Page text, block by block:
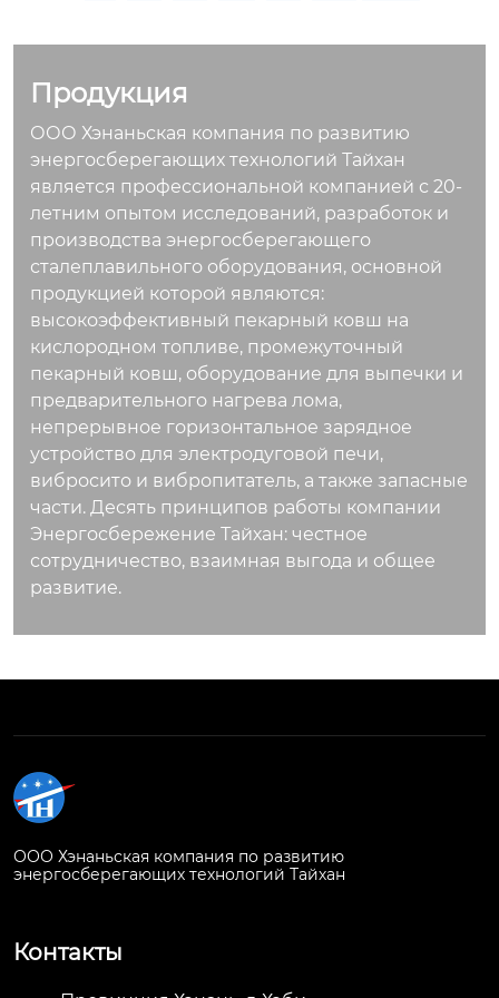
быть использован д
х или кусковых, нор
мальных или высок
отемпературных ма
териалов.
вочное оборудован
слей промышленно
сти, которое в осно
вном используется
для классификации
холодной спеченно
й руды с температу
рой ниже 150℃.
Продукция
ООО Хэнаньская компания по развитию
энергосберегающих технологий Тайхан
является профессиональной компанией с 20-
летним опытом исследований, разработок и
производства энергосберегающего
сталеплавильного оборудования, основной
продукцией которой являются:
высокоэффективный пекарный ковш на
кислородном топливе, промежуточный
пекарный ковш, оборудование для выпечки и
предварительного нагрева лома,
непрерывное горизонтальное зарядное
устройство для электродуговой печи,
вибросито и вибропитатель, а также запасные
части. Десять принципов работы компании
Энергосбережение Тайхан: честное
сотрудничество, взаимная выгода и общее
развитие.
ООО Хэнаньская компания по развитию
энергосберегающих технологий Тайхан
Контакты